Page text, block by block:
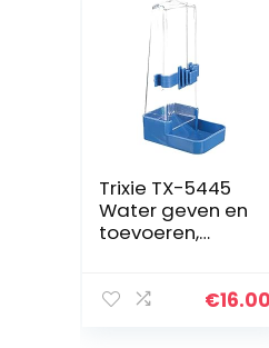
Trixie TX-5445
Water geven en
toevoeren,
€16.00